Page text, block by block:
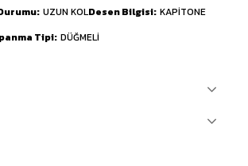
UZUN KOLDesen Bilgisi KAPİTONE
Tipi DÜĞMELİ